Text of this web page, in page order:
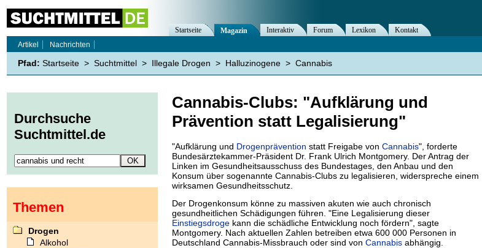
Cannabis-Clubs: "Aufklärung und
Prävention statt Legalisierung"
"Aufklärung und Drogenprävention statt Freigabe von Cannabis", forderte
Bundesärztekammer-Präsident Dr. Frank Ulrich Montgomery. Der Antrag der
Linken im Gesundheitsausschuss des Bundestages, den Anbau und den
Konsum über sogenannte Cannabis-Clubs zu legalisieren, widerspreche einem
wirksamen Gesundheitsschutz.
Der Drogenkonsum könne zu massiven akuten wie auch chronisch
gesundheitlichen Schädigungen führen. "Eine Legalisierung dieser
Einstiegsdroge kann die schädliche Entwicklung noch fördern", sagte
Montgomery. Nach aktuellen Zahlen betreiben etwa 600 000 Personen in
Deutschland Cannabis-Missbrauch oder sind von Cannabis abhängig.
Startseite Magazin Interaktiv Forum Lexikon
Kontakt
Artikel
Nachrichten
Pfad: Startseite > Suchtmittel > Illegale Drogen > Halluzinogene > Cannabis
Durchsuche
Suchtmittel.de
Themen
Drogen
Alkohol